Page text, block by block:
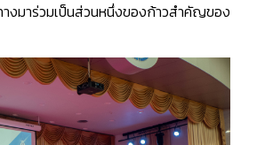
งมาร่วมเป็นส่วนหนึ่งของก้าวสำคัญของ